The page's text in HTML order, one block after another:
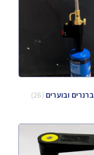
ברנרים ובוערים (26)